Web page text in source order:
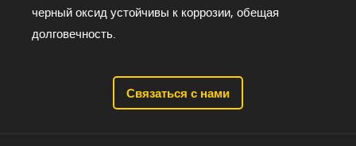
черный оксид устойчивы к коррозии, обещая
долговечность.
Связаться с нами